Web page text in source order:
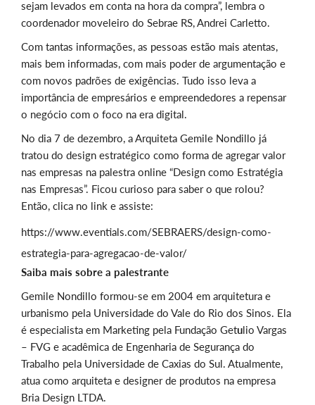
sejam levados em conta na hora da compra”, lembra o
coordenador moveleiro do Sebrae RS, Andrei Carletto.
Com tantas informações, as pessoas estão mais atentas,
mais bem informadas, com mais poder de argumentação e
com novos padrões de exigências. Tudo isso leva a
importância de empresários e empreendedores a repensar
o negócio com o foco na era digital.
No dia 7 de dezembro, a Arquiteta Gemile Nondillo já
tratou do design estratégico como forma de agregar valor
nas empresas na palestra online “Design como Estratégia
nas Empresas”. Ficou curioso para saber o que rolou?
Então, clica no link e assiste:
https://www.eventials.com/SEBRAERS/design-como-
estrategia-para-agregacao-de-valor/
Saiba mais sobre a palestrante
Gemile Nondillo formou-se em 2004 em arquitetura e
urbanismo pela Universidade do Vale do Rio dos Sinos. Ela
é especialista em Marketing pela Fundação Getulio Vargas
– FVG e acadêmica de Engenharia de Segurança do
Trabalho pela Universidade de Caxias do Sul. Atualmente,
atua como arquiteta e designer de produtos na empresa
Bria Design LTDA.